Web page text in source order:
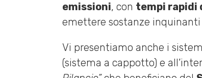
emissioni, con tempi rapidi
emettere sostanze
Vi presentiamo anche i
(sistema a cappotto) e